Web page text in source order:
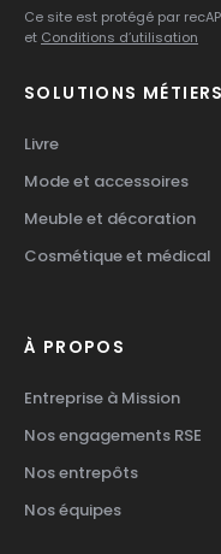
Ce site est protégé par
et Conditions d’utilisation
SOLUTIONS MÉTIERS
Livre
Mode et accessoires
Meuble et décoration
Cosmétique et médical
À PROPOS
Entreprise à Mission
Nos engagements RSE
Nos entrepôts
Nos équipes